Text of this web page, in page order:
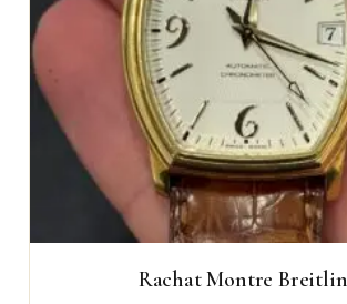
Rachat Montre